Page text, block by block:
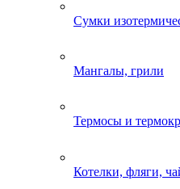
Сумки
Мангалы, грили
Термосы и
Котелки, фляги,